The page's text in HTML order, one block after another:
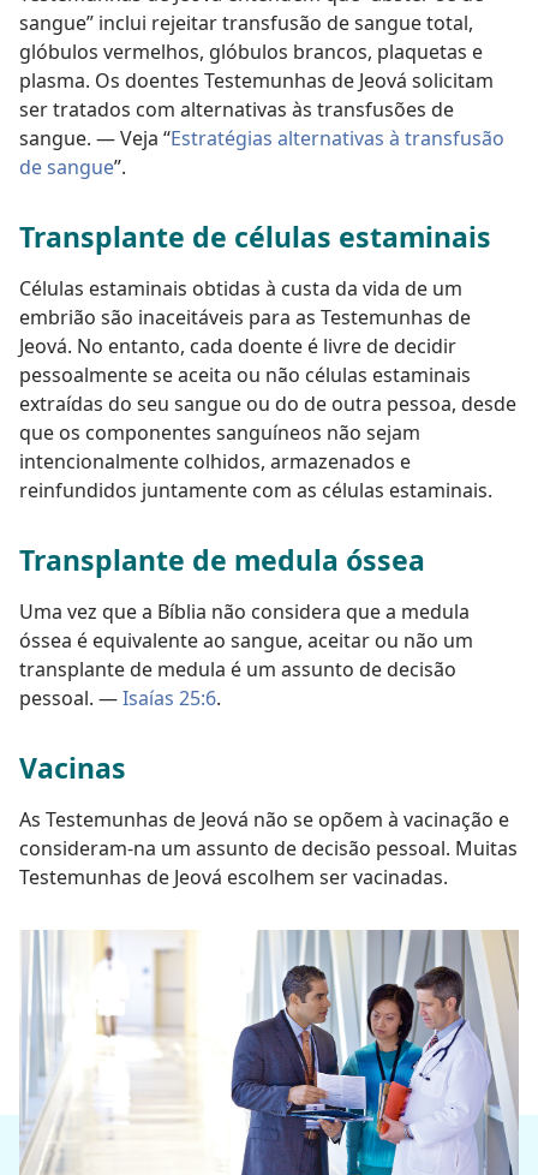
sangue” inclui rejeitar transfusão de sangue total,
glóbulos vermelhos, glóbulos brancos, plaquetas e
plasma. Os doentes Testemunhas de Jeová solicitam
ser tratados com alternativas às transfusões de
sangue. — Veja “Estratégias alternativas à transfusão
de sangue”.
Transplante de células estaminais
Células estaminais obtidas à custa da vida de um
embrião são inaceitáveis para as Testemunhas de
Jeová. No entanto, cada doente é livre de decidir
pessoalmente se aceita ou não células estaminais
extraídas do seu sangue ou do de outra pessoa, desde
que os componentes sanguíneos não sejam
intencionalmente colhidos, armazenados e
reinfundidos juntamente com as células estaminais.
Transplante de medula óssea
Uma vez que a Bíblia não considera que a medula
óssea é equivalente ao sangue, aceitar ou não um
transplante de medula é um assunto de decisão
pessoal. —Isaías 25:6.
Vacinas
As Testemunhas de Jeová não se opõem à vacinação e
consideram-na um assunto de decisão pessoal. Muitas
Testemunhas de Jeová escolhem ser vacinadas.